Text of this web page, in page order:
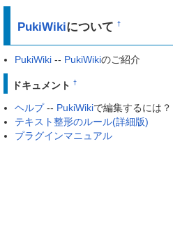
PukiWikiについて†
PukiWiki -- PukiWikiのご紹介
ドキュメント †
ヘルプ-- PukiWikiで編集するには？
テキスト整形のルール(詳細版)
プラグインマニュアル